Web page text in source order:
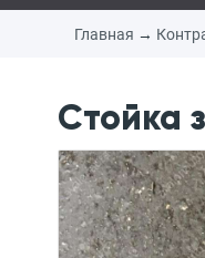
Главная →
Стойка